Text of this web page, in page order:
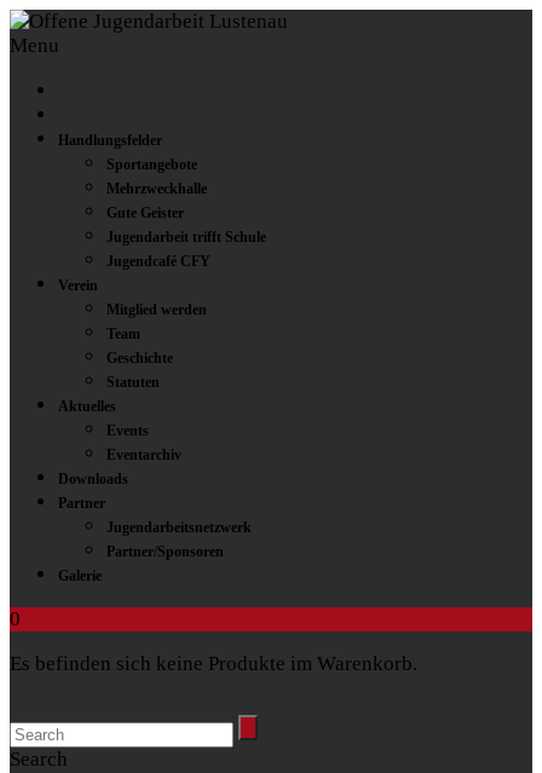
Menu
Handlungsfelder
Sportangebote
Mehrzweckhalle
Gute Geister
Jugendarbeit trifft Schule
Jugendcafé CFY
Verein
Mitglied werden
Team
Geschichte
Statuten
Aktuelles
Events
Eventarchiv
Downloads
Partner
Jugendarbeitsnetzwerk
Partner/Sponsoren
Galerie
0
Es befinden sich keine Produkte im Warenkorb.
Search